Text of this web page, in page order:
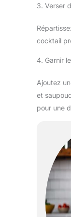
3. Verser
cocktail
4. Garnir
Ajoutez
et
pour une